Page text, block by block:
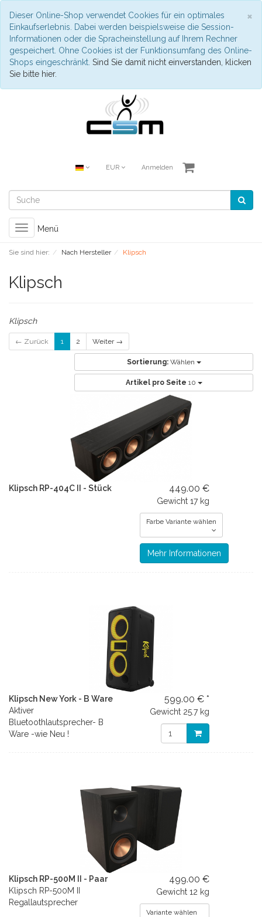
×
Dieser Online-Shop verwendet Cookies für ein optimales
Einkaufserlebnis. Dabei werden beispielsweise die Session-
Informationen oder die Spracheinstellung auf Ihrem Rechner
gespeichert. Ohne Cookies ist der Funktionsumfang des Online-
Shops eingeschränkt. Sind Sie damit nicht einverstanden, klicken
Sie bitte hier.
EUR Anmelden
Toggle
navigation
Menü
Sie sind hier: Nach Hersteller Klipsch
Klipsch
Klipsch
← Zurück 1 2 Weiter →
Sortierung: Wählen
Artikel pro Seite 10
Klipsch RP-404C II - Stück 449.00 €
Gewicht 17 kg
Farbe Variante wählen
Mehr Informationen
Klipsch New York - B Ware
Aktiver
Bluetoothlautsprecher- B
Ware -wie Neu !
599.00 € *
Gewicht 25.7 kg
Klipsch RP-500M II - Paar
Klipsch RP-500M II
Regallautsprecher
499.00 €
Gewicht 12 kg
Variante wählen